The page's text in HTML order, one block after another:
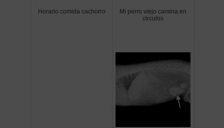
Horario comida cachorro
Mi perro viejo camina en
circulos